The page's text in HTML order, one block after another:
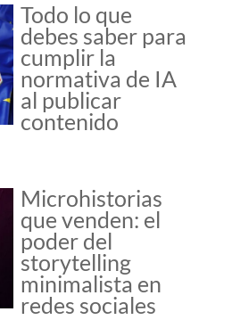
Todo lo que
debes saber para
cumplir la
normativa de IA
al publicar
contenido
Microhistorias
que venden: el
poder del
storytelling
minimalista en
redes sociales